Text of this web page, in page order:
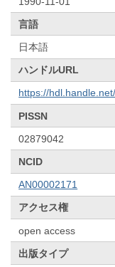
言語
日本語
ハンドルURL
https://
PISSN
02879042
NCID
AN00002171
アクセス権
open access
出版タイプ